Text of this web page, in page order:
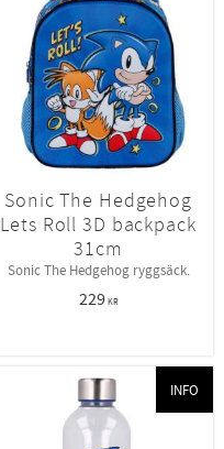
Sonic The Hedgehog
Lets Roll 3D backpack
31cm
Sonic The Hedgehog ryggsäck.
229KR
INFO